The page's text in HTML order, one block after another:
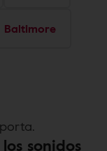
Baltimore
sonidos